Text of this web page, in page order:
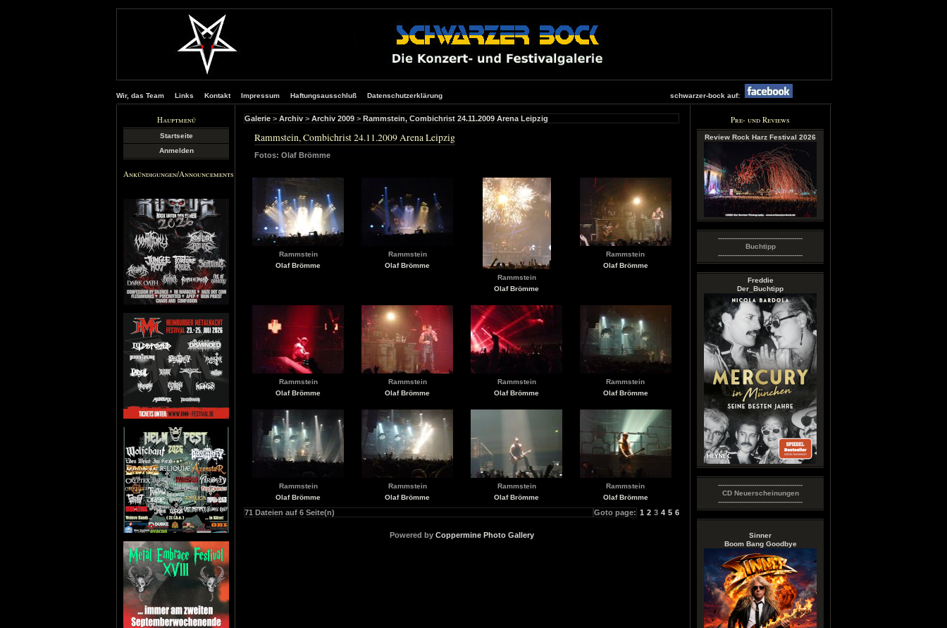
Wir, das Team Links Kontakt Impressum Haftungsausschluß Datenschutzerklärung schwarzer-bock auf:
Hauptmenü
Startseite
Anmelden
Ankündigungen/Announcements
Pre- und Reviews
Review Rock Harz Festival 2026
----------------------------------------
Buchtipp
----------------------------------------
Freddie
Der_Buchtipp
----------------------------------------
CD Neuerscheinungen
----------------------------------------
Sinner
Boom Bang Goodbye
Galerie > Archiv > Archiv 2009 > Rammstein, Combichrist 24.11.2009 Arena Leipzig
Rammstein, Combichrist 24.11.2009 Arena Leipzig
Fotos: Olaf Brömme
Rammstein
Olaf Brömme
Rammstein
Olaf Brömme
Rammstein
Olaf Brömme
Rammstein
Olaf Brömme
Rammstein
Olaf Brömme
Rammstein
Olaf Brömme
Rammstein
Olaf Brömme
Rammstein
Olaf Brömme
Rammstein
Olaf Brömme
Rammstein
Olaf Brömme
Rammstein
Olaf Brömme
Rammstein
Olaf Brömme
71 Dateien auf 6 Seite(n) Goto page: 1 2 3 4 5 6
Powered by Coppermine Photo Gallery